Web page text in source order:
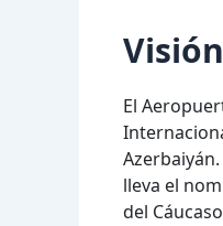
El
lleva el
del